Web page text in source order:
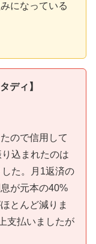
になっている
ディ】
ので信用して
込まれたのは
た。月1返済の
が元本の40%
とんど減りま
支払いましたが